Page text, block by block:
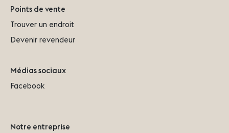
Points de vente
Trouver un endroit
Devenir revendeur
Médias sociaux
Facebook
Notre entreprise